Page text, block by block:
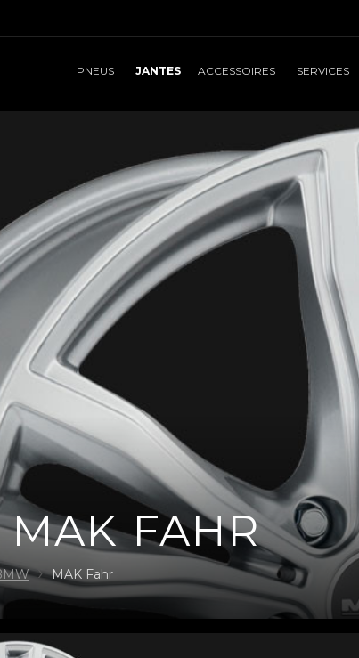
PNEUS
ACCESSOIRES
SERVICES
FAHR
MAK Fahr